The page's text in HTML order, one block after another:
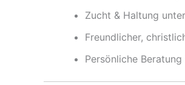
Zucht & Haltung
Freundlicher,
Persönliche